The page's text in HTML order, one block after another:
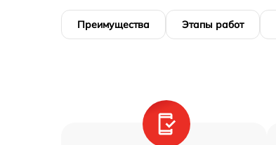
Преимущества Этапы работ